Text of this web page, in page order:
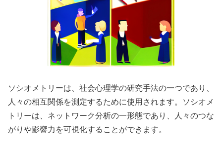
ソシオメトリーは、社会心理学の研究手法の一つであり、
人々の相互関係を測定するために使用されます。ソシオメ
トリーは、ネットワーク分析の一形態であり、人々のつな
がりや影響力を可視化することができます。